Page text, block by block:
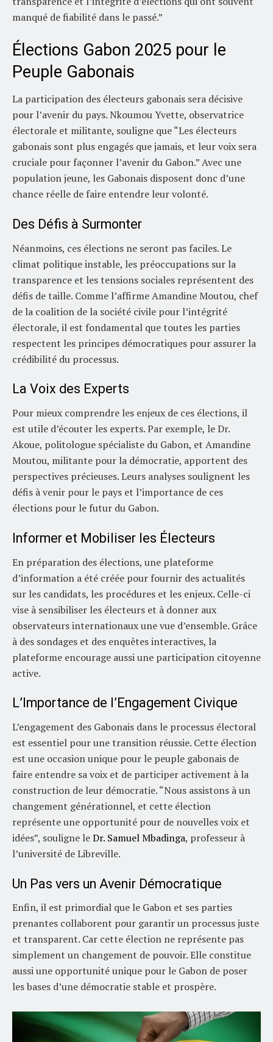
manqué de fiabilité dans le passé.”
Élections Gabon 2025 pour le
Peuple Gabonais
La participation des électeurs gabonais sera décisive
pour l’avenir du pays. Nkoumou Yvette, observatrice
électorale et militante, souligne que “Les électeurs
gabonais sont plus engagés que jamais, et leur voix sera
cruciale pour façonner l’avenir du Gabon.” Avec une
population jeune, les Gabonais disposent donc d’une
chance réelle de faire entendre leur volonté.
Des Défis à Surmonter
Néanmoins, ces élections ne seront pas faciles. Le
climat politique instable, les préoccupations sur la
transparence et les tensions sociales représentent des
défis de taille. Comme l’affirme Amandine Moutou, chef
de la coalition de la société civile pour l’intégrité
électorale, il est fondamental que toutes les parties
respectent les principes démocratiques pour assurer la
crédibilité du processus.
La Voix des Experts
Pour mieux comprendre les enjeux de ces élections, il
est utile d’écouter les experts. Par exemple, le Dr.
Akoue, politologue spécialiste du Gabon, et Amandine
Moutou, militante pour la démocratie, apportent des
perspectives précieuses. Leurs analyses soulignent les
défis à venir pour le pays et l’importance de ces
élections pour le futur du Gabon.
Informer et Mobiliser les Électeurs
En préparation des élections, une plateforme
d’information a été créée pour fournir des actualités
sur les candidats, les procédures et les enjeux. Celle-ci
vise à sensibiliser les électeurs et à donner aux
observateurs internationaux une vue d’ensemble. Grâce
à des sondages et des enquêtes interactives, la
plateforme encourage aussi une participation citoyenne
active.
L’Importance de l’Engagement Civique
L’engagement des Gabonais dans le processus électoral
est essentiel pour une transition réussie. Cette élection
est une occasion unique pour le peuple gabonais de
faire entendre sa voix et de participer activement à la
construction de leur démocratie. “Nous assistons à un
changement générationnel, et cette élection
représente une opportunité pour de nouvelles voix et
idées”, souligne leDr. Samuel Mbadinga, professeur à
l’université de Libreville.
Un Pas vers un Avenir Démocratique
Enfin, il est primordial que le Gabon et ses parties
prenantes collaborent pour garantir un processus juste
et transparent. Car cette élection ne représente pas
simplement un changement de pouvoir. Elle constitue
aussi une opportunité unique pour le Gabon de poser
les bases d’une démocratie stable et prospère.